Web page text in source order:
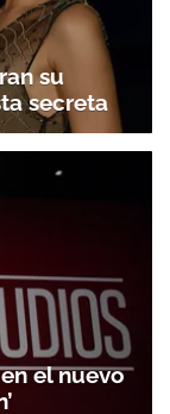
su
secreta
el nuevo